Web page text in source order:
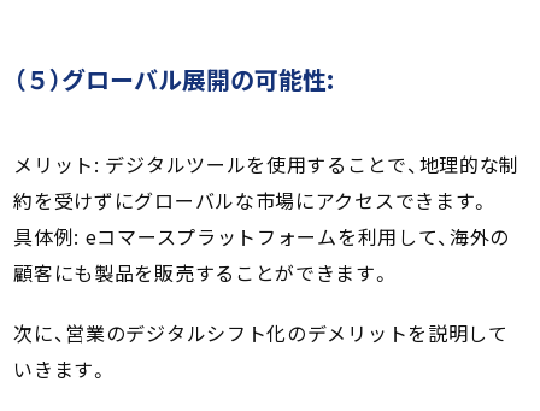
（５）グローバル展開の可能性:
メリット: デジタルツールを使用することで、地理的な制
約を受けずにグローバルな市場にアクセスできます。
具体例: eコマースプラットフォームを利用して、海外の
顧客にも製品を販売することができます。
次に、営業のデジタルシフト化のデメリットを説明して
いきます。